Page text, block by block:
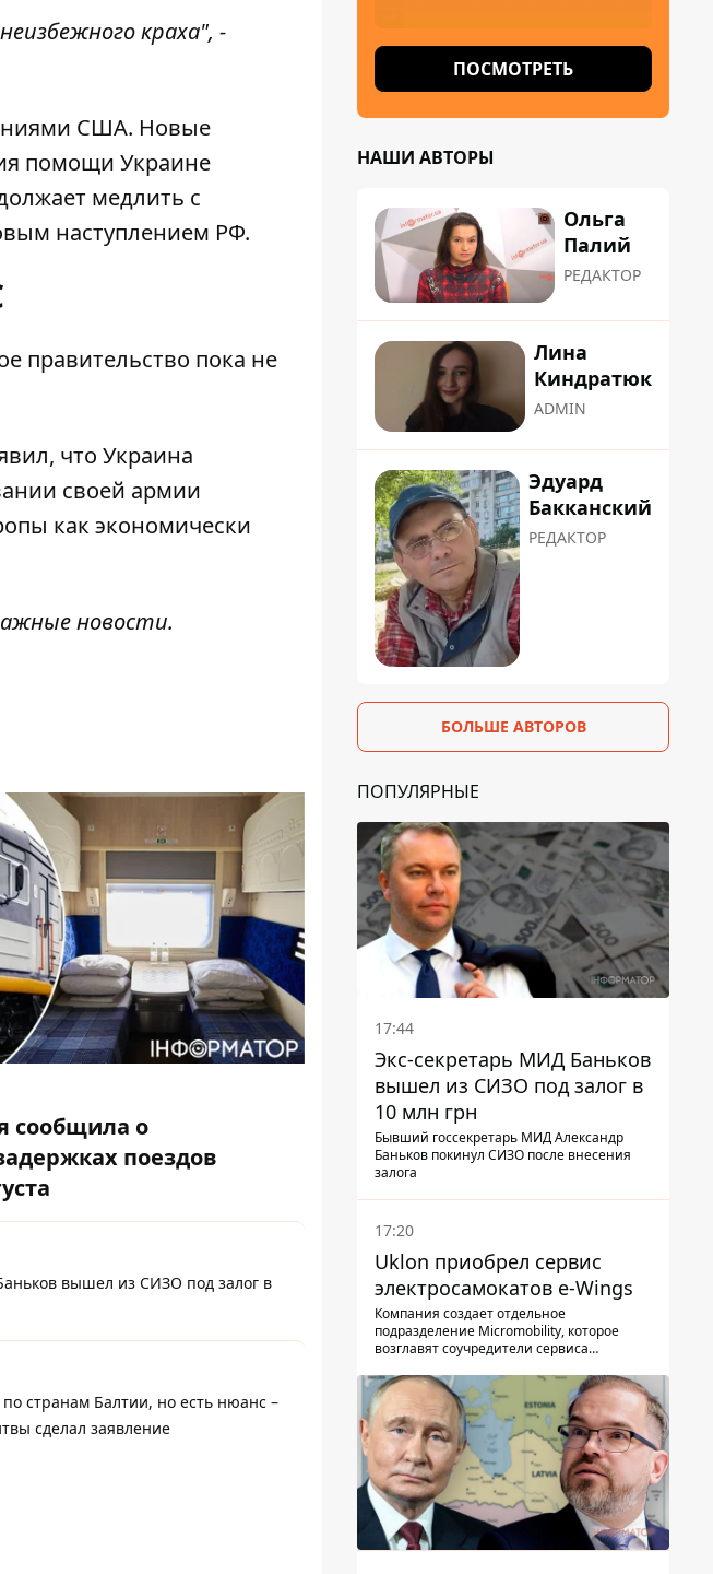
краха", -
США. Новые
помощи Украине
медлить с
наступлением РФ.
правительство пока не
что Украина
своей армии
как экономически
новости.
сообщила о
поездов
вышел из СИЗО под залог в
странам Балтии, но есть нюанс –
сделал заявление
ПОСМОТРЕТЬ
НАШИ АВТОРЫ
Ольга
Палий
РЕДАКТОР
Лина
Киндратюк
ADMIN
Эдуард
Бакканский
РЕДАКТОР
БОЛЬШЕ АВТОРОВ
ПОПУЛЯРНЫЕ
17:44
Экс-секретарь МИД Баньков
вышел из СИЗО под залог в
10 млн грн
Бывший госсекретарь МИД Александр
Баньков покинул СИЗО после внесения
залога
17:20
Uklon приобрел сервис
электросамокатов e-Wings
Компания создает отдельное
подразделение Micromobility, которое
возглавят соучредители сервиса